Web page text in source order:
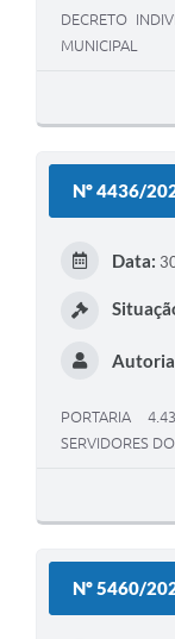
DECRETO
MUNICIPAL
Nº 4436/
Data:
PORTARIA
SERVIDORES
Nº 5460/